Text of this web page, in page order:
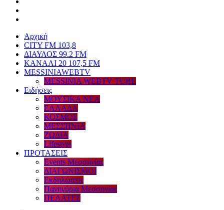
Αρχική
CITY FM 103,8
ΔΙΑΥΛΟΣ 99.2 FM
ΚΑΝΑΛΙ 20 107,5 FM
MESSINIAWEBTV
MESSINIA WEBTV TUBE
Eιδήσεις
ΜΟΥΣΙΚΑ ΝΕΑ
ΕΛΛΑΔΑ
ΚΟΣΜΟΣ
ΜΕΣΣΗΝΙΑ
ΖΩΔΙΑ
Lifestyle
ΠΡΟΤΑΣΕΙΣ
Events Μεσσηνίας
ΔΙΑΓΩΝΙΣΜΟΙ
Εκδηλώσεις
Πανηγύρια Μεσσηνίας
ΠΕΛΑΤΕΣ